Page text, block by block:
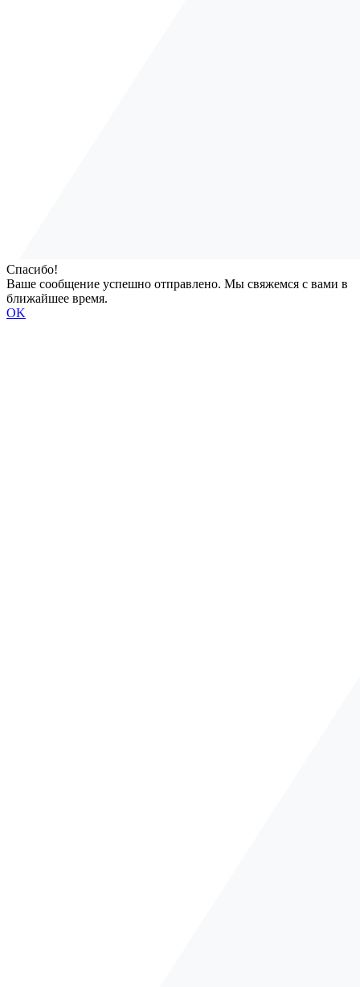
Спасибо!
Ваше сообщение успешно отправлено. Мы свяжемся с вами в
ближайшее время.
OK